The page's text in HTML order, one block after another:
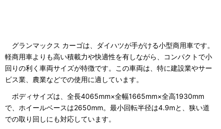
グランマックス カーゴは、ダイハツが手がける小型商用車です。
軽商用車よりも高い積載力や快適性を有しながら、コンパクトで小
回りの利く車両サイズが特徴です。この車両は、特に建設業やサー
ビス業、農業などでの使用に適しています。
ボディサイズは、全長4065mm×全幅1665mm×全高1930mm
で、ホイールベースは2650mm。最小回転半径は4.9mと、狭い道
での取り回しにも対応しています。